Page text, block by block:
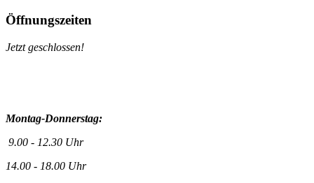
Öffnungszeiten
Jetzt geschlossen!
Montag-Donnerstag:
9.00 - 12.30 Uhr
14.00 - 18.00 Uhr